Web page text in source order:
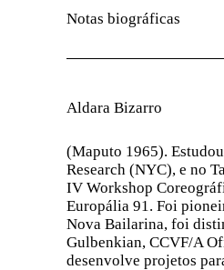
Notas biográficas
Aldara Bizarro
(Maputo 1965).
Research (NYC), e no
IV Workshop
Europália 91. Foi
Nova Bailarina, foi
Gulbenkian, CCVF/A
desenvolve projetos